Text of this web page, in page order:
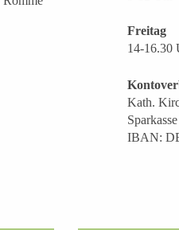
Freitag
14-16.30
Kath.
IBAN: